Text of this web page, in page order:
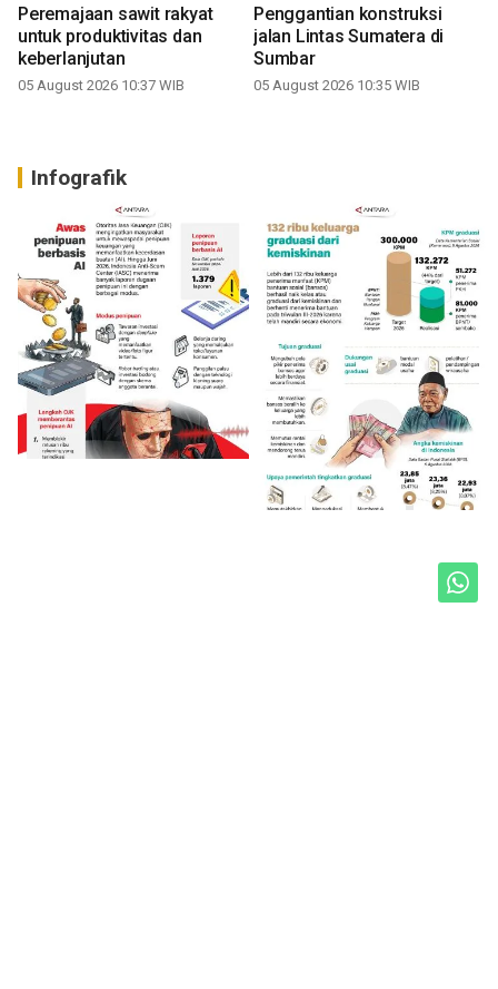
Peremajaan sawit rakyat
untuk produktivitas dan
keberlanjutan
05 August 2026 10:37 WIB
Penggantian konstruksi
jalan Lintas Sumatera di
Sumbar
05 August 2026 10:35 WIB
Infografik